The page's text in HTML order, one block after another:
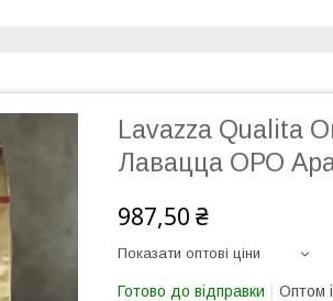
Lavazza Qualita
Лавацца ОРО
987,50 ₴
Показати оптові ціни
Готово до відправки Оптом